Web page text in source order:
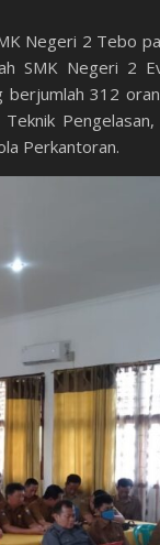
Negeri 2 Tebo
SMK Negeri 2
berjumlah 312
Pengelasan,
Perkantoran.